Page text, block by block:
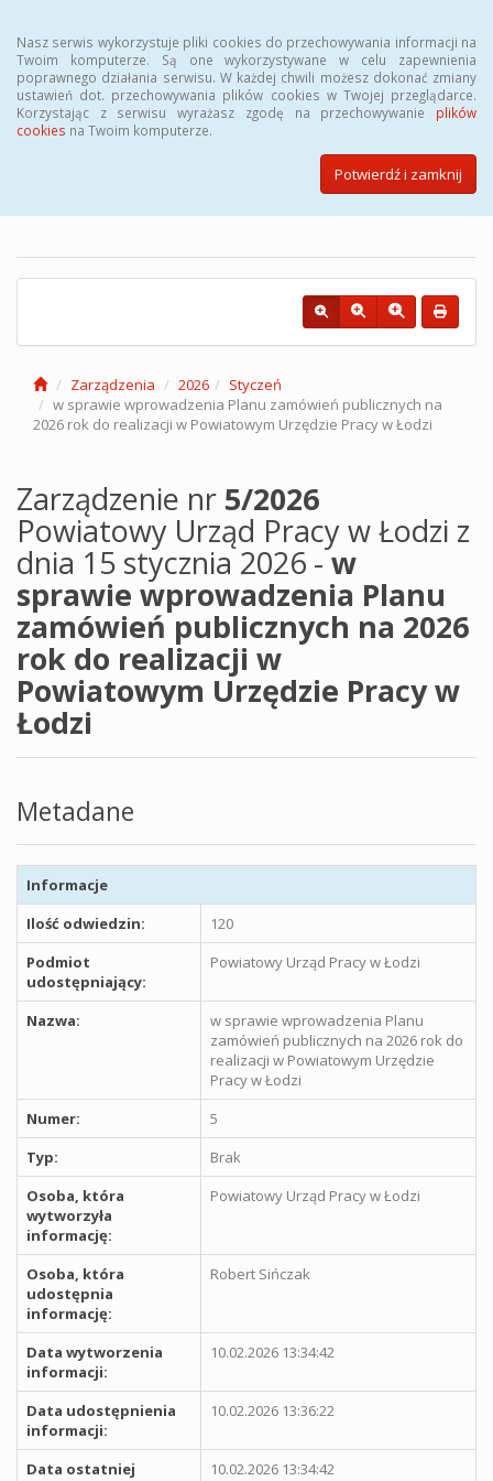
Nasz serwis wykorzystuje pliki cookies do przechowywania informacji na
Twoim komputerze. Są one wykorzystywane w celu zapewnienia
poprawnego działania serwisu. W każdej chwili możesz dokonać zmiany
ustawień dot. przechowywania plików cookies w Twojej przeglądarce.
Korzystając z serwisu wyrażasz zgodę na przechowywanie plików
cookies na Twoim komputerze.
Potwierdź i zamknij
Biuletyn Informacji Publicznej
Powiatowego Urzędu Pracy w
Zarządzenia 2026
Styczeń
w sprawie wprowadzenia Planu zamówień publicznych na
2026 rok do realizacji w Powiatowym Urzędzie Pracy w Łodzi
Zarządzenie nr 5/2026
Powiatowy Urząd Pracy w Łodzi z
dnia 15 stycznia 2026 -w
sprawie wprowadzenia Planu
zamówień publicznych na 2026
rok do realizacji w
Powiatowym Urzędzie Pracy w
Łodzi
Metadane
Informacje
Ilość odwiedzin:
120
Podmiot
udostępniający:
Powiatowy Urząd Pracy w Łodzi
Nazwa:
w sprawie wprowadzenia Planu
zamówień publicznych na 2026 rok do
realizacji w Powiatowym Urzędzie
Pracy w Łodzi
Numer:
5
Typ:
Brak
Osoba, która
wytworzyła
informację:
Powiatowy Urząd Pracy w Łodzi
Osoba, która
udostępnia
informację:
Robert Sińczak
Data wytworzenia
informacji:
10.02.2026 13:34:42
Data udostępnienia
informacji:
10.02.2026 13:36:22
Data ostatniej
10.02.2026 13:34:42